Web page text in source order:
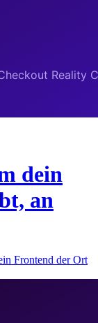
dein
an
Frontend der Ort